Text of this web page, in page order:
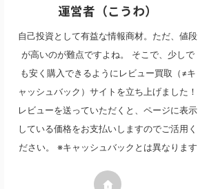
運営者（こうわ）
自己投資として有益な情報商材。ただ、値段
が高いのが難点ですよね。 そこで、少しで
も安く購入できるようにレビュー買取（≠キ
ャッシュバック）サイトを立ち上げました！
レビューを送っていただくと、ページに表示
している価格をお支払いしますのでご活用く
ださい。 ※キャッシュバックとは異なります